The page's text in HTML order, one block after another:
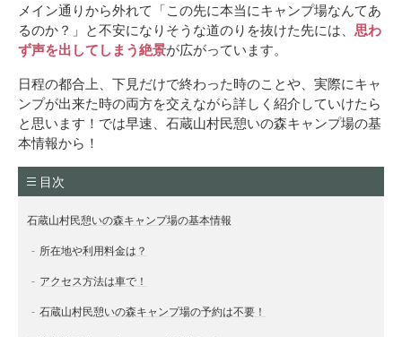
メイン通りから外れて「この先に本当にキャンプ場なんてあ
るのか？」と不安になりそうな道のりを抜けた先には、 思わ
ず声を出してしまう絶景が広がっています。
日程の都合上、下見だけで終わった時のことや、実際にキャ
ンプが出来た時の両方を交えながら詳しく紹介していけたら
と思います！では早速、石蔵山村民憩いの森キャンプ場の基
本情報から！
目次
石蔵山村民憩いの森キャンプ場の基本情報
所在地や利用料金は？
アクセス方法は車で！
石蔵山村民憩いの森キャンプ場の予約は不要！